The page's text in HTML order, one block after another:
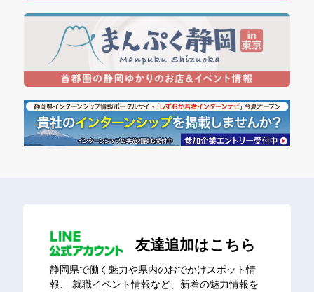
友達追加はこちら
静岡県で働く魅力や県内のおでかけスポット情
報、
就職イベント情報など、新着の魅力情報を